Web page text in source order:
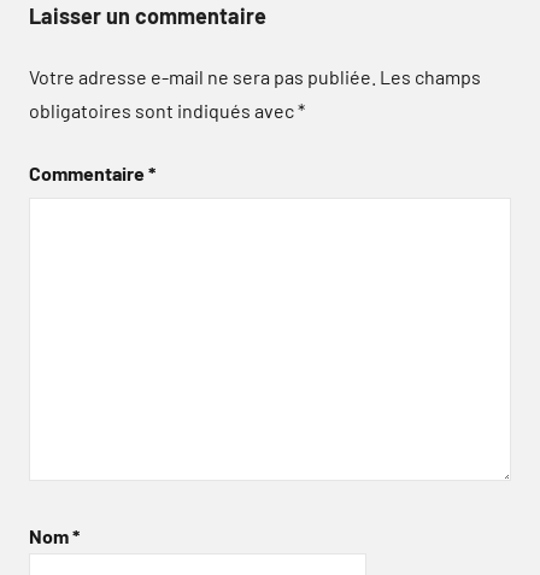
Laisser un commentaire
Votre adresse e-mail ne sera pas publiée. Les champs
obligatoires sont indiqués avec*
Commentaire*
Nom*